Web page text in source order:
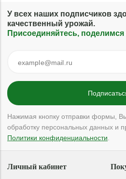
У всех наших подписчиков
качественный урожай.
Присоединяйтесь,
Нажимая кнопку отправки формы,
обработку персональных данных и
Политики конфиденциальности
Личный кабинет